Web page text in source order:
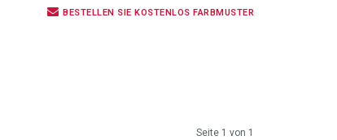
BESTELLEN SIE KOSTENLOS FARBMUSTER
Seite 1 von 1